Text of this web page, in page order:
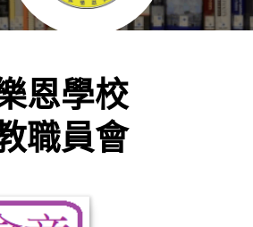
恩學校
職員會